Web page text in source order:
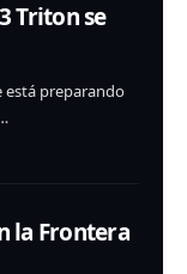
Triton se
está preparando
la Frontera